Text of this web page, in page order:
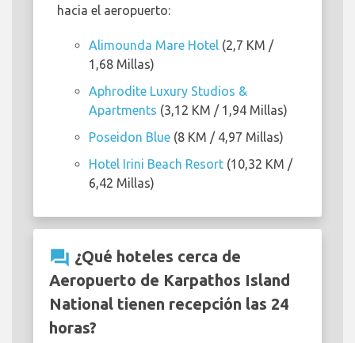
hacia el aeropuerto:
Alimounda Mare Hotel (2,7 KM /
1,68 Millas)
Aphrodite Luxury Studios &
Apartments (3,12 KM / 1,94 Millas)
Poseidon Blue (8 KM / 4,97 Millas)
Hotel Irini Beach Resort (10,32 KM /
6,42 Millas)
question_answer ¿Qué hoteles cerca de
Aeropuerto de Karpathos Island
National tienen recepción las 24
horas?